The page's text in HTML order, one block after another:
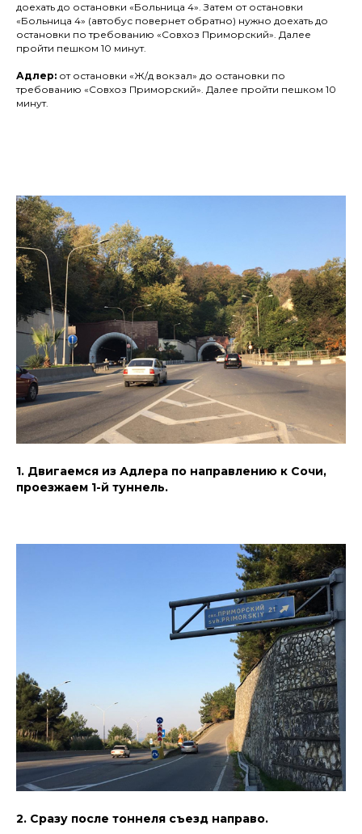
доехать до остановки «Больница 4». Затем от остановки
«Больница 4» (автобус повернет обратно) нужно доехать до
остановки по требованию «Совхоз Приморский». Далее
пройти пешком 10 минут.
Адлер: от остановки «Ж/д вокзал» до остановки по
требованию «Совхоз Приморский». Далее пройти пешком 10
минут.
1. Двигаемся из Адлера по направлению к Сочи,
проезжаем 1-й туннель.
2. Сразу после тоннеля съезд направо.